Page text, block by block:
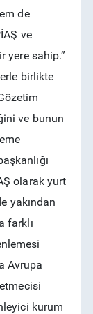
de
ve
yere sahip.”
birlikte
ve bunun
olarak yurt
yakından
farklı
Avrupa
kurum